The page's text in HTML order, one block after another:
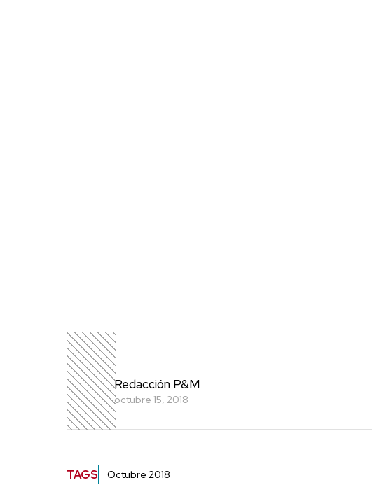
Redacción P&M
octubre 15, 2018
TAGS Octubre 2018